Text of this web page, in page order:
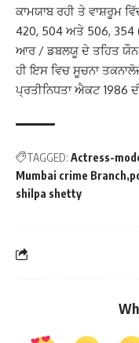
ਕਾਮਯਾਬ ਰਹੀ ਤੇ ਵਾਸ਼ਰੂਮ
420, 504 ਅਤੇ 506, 354
ਆਰ / ਡਬਲਯੂ ਦੇ ਤਹਿਤ
ਹੀ ਇਸ ਵਿਚ ਸੂਚਨਾ
ਪ੍ਰਤੀਨਿਧਤਾ ਐਕਟ 1986
TAGGED: Actress-
Mumbai crime Branch
shilpa shetty